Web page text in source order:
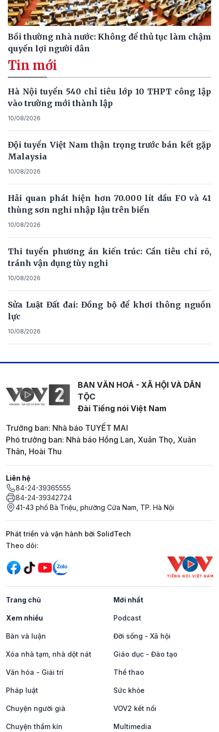
Bồi thường nhà nước: Không để thủ tục làm chậm
quyền lợi người dân
Tin mới
Hà Nội tuyển 540 chỉ tiêu lớp 10 THPT công lập
vào trường mới thành lập
10/08/2026
Đội tuyển Việt Nam thận trọng trước bán kết gặp
Malaysia
10/08/2026
Hải quan phát hiện hơn 70.000 lít dầu FO và 41
thùng sơn nghi nhập lậu trên biển
10/08/2026
Thi tuyển phương án kiến trúc: Cần tiêu chí rõ,
tránh vận dụng tùy nghi
10/08/2026
Sửa Luật Đất đai: Đồng bộ để khơi thông nguồn
lực
10/08/2026
BAN VĂN HOÁ - XÃ HỘI VÀ DÂN
TỘC
Đài Tiếng nói Việt Nam
Trưởng ban: Nhà báo TUYẾT MAI
Phó trưởng ban: Nhà báo Hồng Lan, Xuân Thọ, Xuân
Thân, Hoài Thu
Liên hệ
84-24-39365555
84-24-39342724
41-43 phố Bà Triệu, phường Cửa Nam, TP. Hà Nội
Phát triển và vận hành bởi SolidTech
Mạng xã hội
Theo dõi:
Trang chủ Mới nhất
Xem nhiều Podcast
Bàn và luận Đời sống - Xã hội
Xóa nhà tạm, nhà dột nát Giáo dục - Đào tạo
Văn hóa - Giải trí Thể thao
Pháp luật Sức khỏe
Chuyện người già VOV2 kết nối
Chuyện thầm kín Multimedia